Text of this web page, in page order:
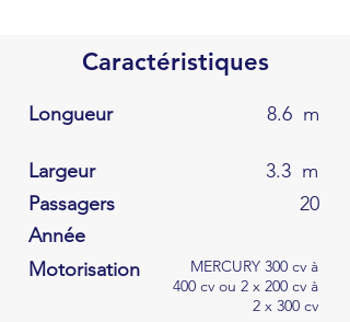
Caractéristiques
Longueur 8.6 m
Largeur 3.3 m
Passagers
20
Année
Motorisation
MERCURY 300 cv à
400 cv ou 2 x 200 cv à
2 x 300 cv